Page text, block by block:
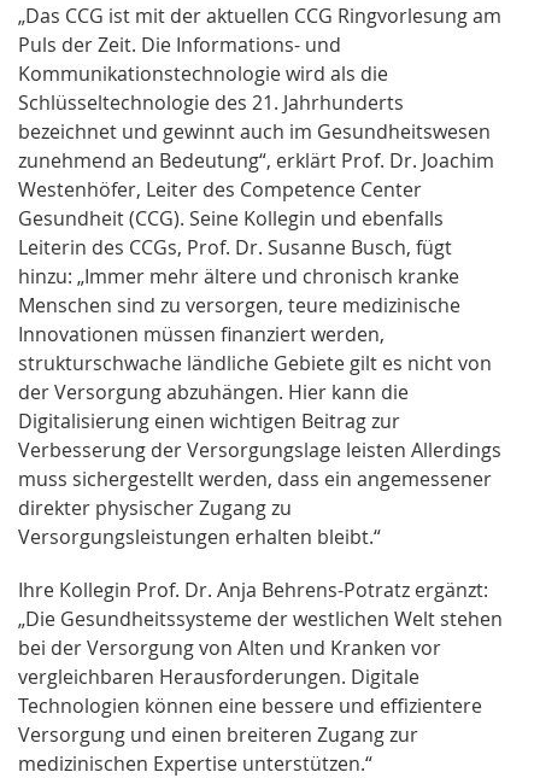
„Das CCG ist mit der aktuellen CCG Ringvorlesung am
Puls der Zeit. Die Informations- und
Kommunikationstechnologie wird als die
Schlüsseltechnologie des 21. Jahrhunderts
bezeichnet und gewinnt auch im Gesundheitswesen
zunehmend an Bedeutung“, erklärt Prof. Dr. Joachim
Westenhöfer, Leiter des Competence Center
Gesundheit (CCG). Seine Kollegin und ebenfalls
Leiterin des CCGs, Prof. Dr. Susanne Busch, fügt
hinzu: „Immer mehr ältere und chronisch kranke
Menschen sind zu versorgen, teure medizinische
Innovationen müssen finanziert werden,
strukturschwache ländliche Gebiete gilt es nicht von
der Versorgung abzuhängen. Hier kann die
Digitalisierung einen wichtigen Beitrag zur
Verbesserung der Versorgungslage leisten Allerdings
muss sichergestellt werden, dass ein angemessener
direkter physischer Zugang zu
Versorgungsleistungen erhalten bleibt.“
Ihre Kollegin Prof. Dr. Anja Behrens-Potratz ergänzt:
„Die Gesundheitssysteme der westlichen Welt stehen
bei der Versorgung von Alten und Kranken vor
vergleichbaren Herausforderungen. Digitale
Technologien können eine bessere und effizientere
Versorgung und einen breiteren Zugang zur
medizinischen Expertise unterstützen.“